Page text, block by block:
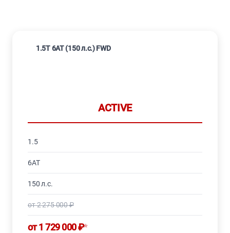
1.5T 6AT (150 л.с.) FWD
ACTIVE
1.5
6AT
150 л.с.
от 2 275 000 ₽
от 1 729 000 ₽*